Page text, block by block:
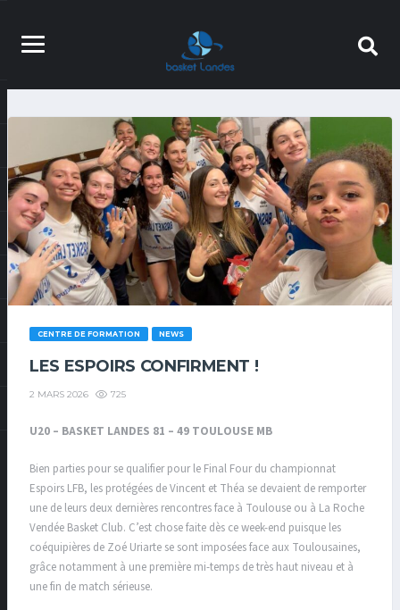
CENTRE DE FORMATION NEWS
LES ESPOIRS CONFIRMENT !
2 MARS 2026 725
U20 – BASKET LANDES 81 – 49 TOULOUSE MB
Bien parties pour se qualifier pour le Final Four du championnat
Espoirs LFB, les protégées de Vincent et Théa se devaient de remporter
une de leurs deux dernières rencontres face à Toulouse ou à La Roche
Vendée Basket Club. C’est chose faite dès ce week-end puisque les
coéquipières de Zoé Uriarte se sont imposées face aux Toulousaines,
grâce notamment à une première mi-temps de très haut niveau et à
une fin de match sérieuse.